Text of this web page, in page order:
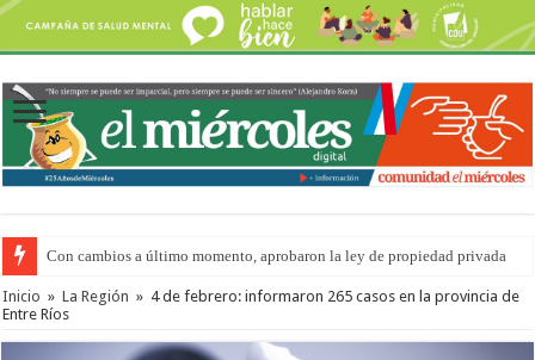
Con cambios a último momento, aprobaron la ley de propiedad privada
Inicio » La Región » 4 de febrero: informaron 265 casos en la provincia de
Entre Ríos